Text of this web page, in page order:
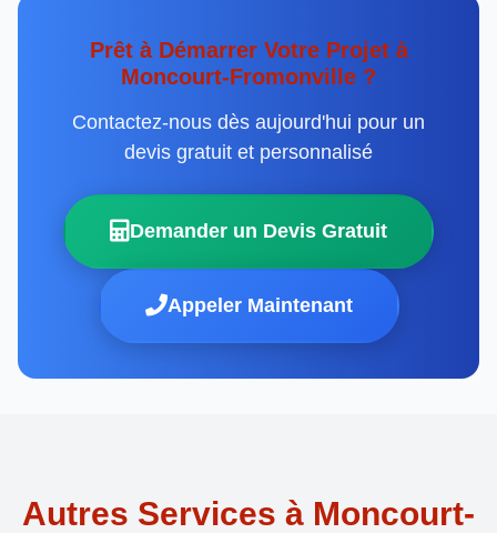
Prêt à Démarrer Votre Projet à
Moncourt-Fromonville ?
Contactez-nous dès aujourd'hui pour un
devis gratuit et personnalisé
Demander un Devis Gratuit
Appeler Maintenant
Autres Services à Moncourt-